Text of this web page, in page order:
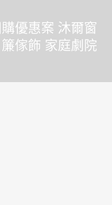
優惠案 沐爾窗
簾傢飾 家庭劇院